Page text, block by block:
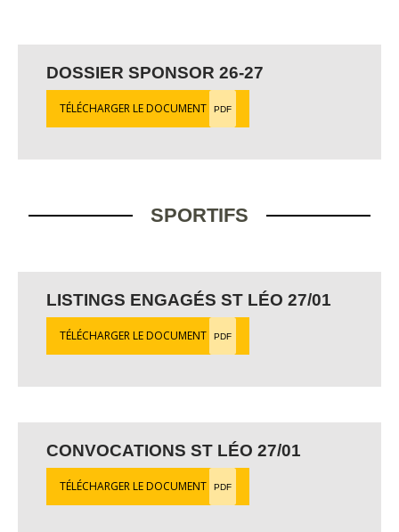
DOSSIER SPONSOR 26-27
TÉLÉCHARGER LE DOCUMENT PDF
SPORTIFS
LISTINGS ENGAGÉS ST LÉO 27/01
TÉLÉCHARGER LE DOCUMENT PDF
CONVOCATIONS ST LÉO 27/01
TÉLÉCHARGER LE DOCUMENT PDF